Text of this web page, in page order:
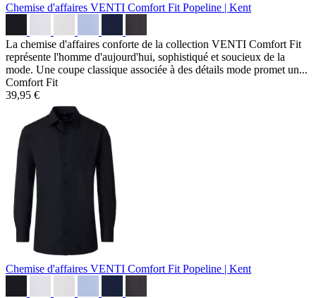
Chemise d'affaires VENTI Comfort Fit Popeline | Kent
La chemise d'affaires conforte de la collection VENTI Comfort Fit
représente l'homme d'aujourd'hui, sophistiqué et soucieux de la
mode. Une coupe classique associée à des détails mode promet un...
Comfort Fit
39,95 €
Chemise d'affaires VENTI Comfort Fit Popeline | Kent